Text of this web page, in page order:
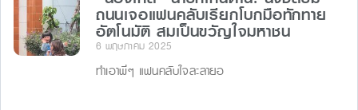
ถนนเจอแฟนคลับเรียกโบกมือทักทาย
อัตโนมัติ สมเป็นขวัญใจมหาชน
6 พฤษภาคม 2025
ทำเอาพี่ๆ แฟนคลับใจละลายอ